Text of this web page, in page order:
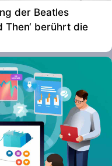
der Beatles
Then‘ berührt die